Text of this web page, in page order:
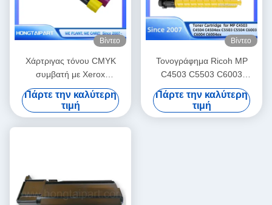
Βίντεο
Χάρτριγας τόνου CMYK
συμβατή με Xerox
006R01509 για WC 7525
7530 7535 7545
Πάρτε την καλύτερη
τιμή
Βίντεο
Τονογράφημα Ricoh MP
C4503 C5503 C6003
841849 841850
Πάρτε την καλύτερη
τιμή